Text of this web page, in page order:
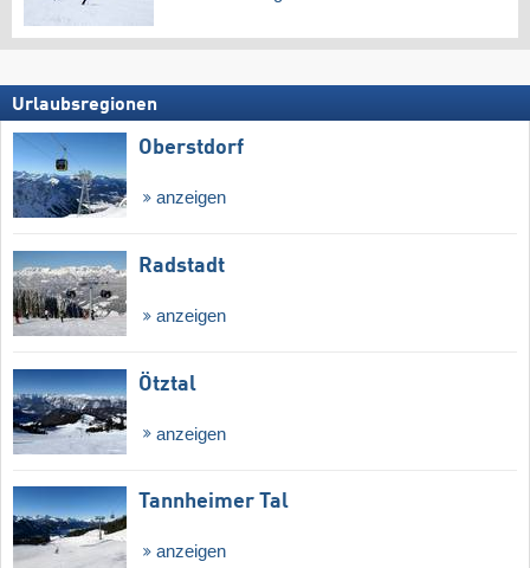
Urlaubsregionen
Oberstdorf
anzeigen
Radstadt
anzeigen
Ötztal
anzeigen
Tannheimer Tal
anzeigen